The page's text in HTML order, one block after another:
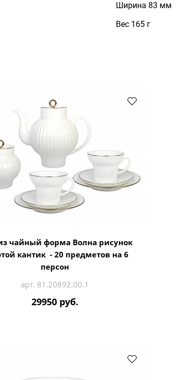
Ширина 83 мм
Вес 165 г
чайный форма Волна рисунок
кантик - 20 предметов на 6
персон
арт. 81.20892.00.1
29950 руб.